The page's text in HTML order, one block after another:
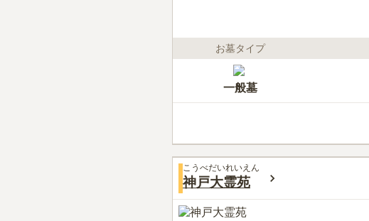
お墓タイプ
一般墓
こうべだいれいえん
神戸大霊苑